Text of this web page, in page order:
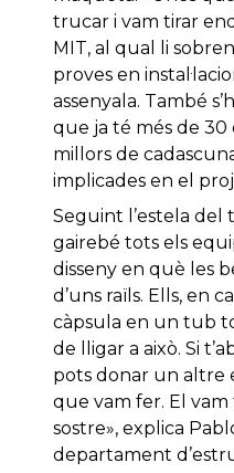
trucar i vam tirar
MIT, al qual li
proves en
assenyala. També
que ja té més de
millors de
implicades en el
Seguint l’estela del
gairebé tots els
disseny en què les
d’uns raïls. Ells, en
càpsula en un tub
de lligar a això. Si
pots donar un altre
que vam fer. El vam
sostre», explica
departament